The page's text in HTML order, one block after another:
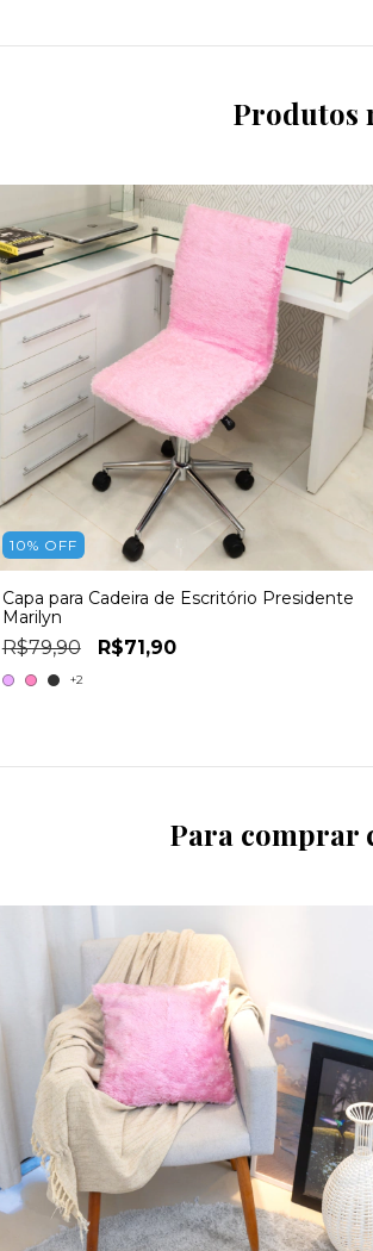
Produtos
10% OFF
Capa para Cadeira de Escritório Presidente
Marilyn
R$79,90 R$71,90
+2
Para comprar